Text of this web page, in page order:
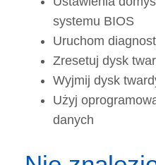
systemu BIOS
Uruchom
Zresetuj dysk
Wyjmij dysk
Użyj
danych